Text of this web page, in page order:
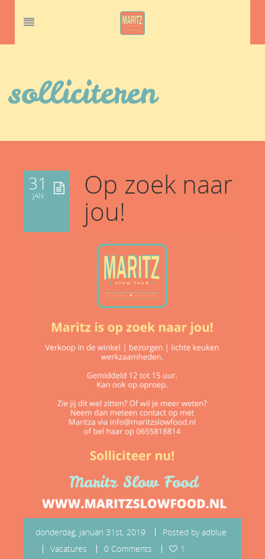
solliciteren
31
JAN
Op zoek naar
jou!
donderdag, januari 31st, 2019 Posted byadblue
Vacatures
0 Comments
1